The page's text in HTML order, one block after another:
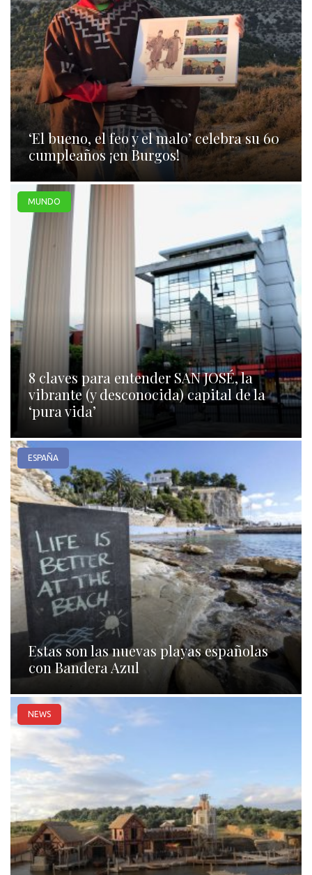
‘El bueno, el feo y el malo’ celebra su 60
cumpleaños ¡en Burgos!
MUNDO
8 claves para entender SAN JOSÉ, la
vibrante (y desconocida) capital de la
‘pura vida’
ESPAÑA
Estas son las nuevas playas españolas
con Bandera Azul
NEWS